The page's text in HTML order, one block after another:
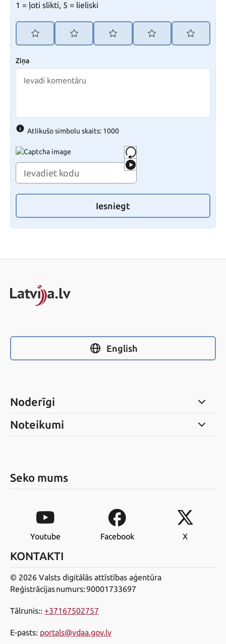
1 = ļoti slikti, 5 = lieliski
Ziņa
Atlikušo simbolu skaits: 1000
Iesniegt
English
Noderīgi
Noteikumi
Seko mums
Youtube Facebook X
KONTAKTI
© 2026 Valsts digitālās attīstības aģentūra
Reģistrācijas numurs: 90001733697
Tālrunis:: +37167502757
E-pasts: portals@vdaa.gov.lv